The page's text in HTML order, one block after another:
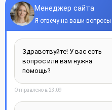
Название услуги: Цена
350…